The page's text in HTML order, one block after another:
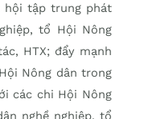
hội tập trung phát
tổ Hội Nông
HTX; đẩy mạnh
Nông dân trong
các chi Hội Nông
nghề nghiệp, tổ